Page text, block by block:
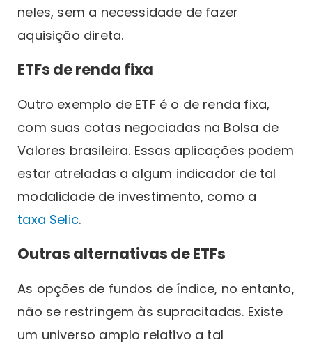
neles, sem a necessidade de fazer
aquisição direta.
ETFs de renda fixa
Outro exemplo de ETF é o de renda fixa,
com suas cotas negociadas na Bolsa de
Valores brasileira. Essas aplicações podem
estar atreladas a algum indicador de tal
modalidade de investimento, como a
taxa Selic.
Outras alternativas de ETFs
As opções de fundos de índice, no entanto,
não se restringem às supracitadas. Existe
um universo amplo relativo a tal